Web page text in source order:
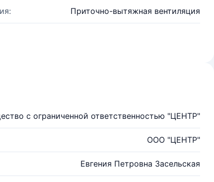
Приточно-вытяжная вентиляция
с ограниченной ответственностью "ЦЕНТР"
ООО "ЦЕНТР"
Евгения Петровна Засельская